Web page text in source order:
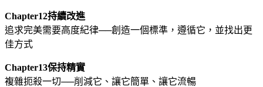
Chapter12持續改進
追求完美需要高度紀律──創造一個標準，遵循它，並找出更
佳方式
Chapter13保持精實
複雜扼殺一切──削減它、讓它簡單、讓它流暢